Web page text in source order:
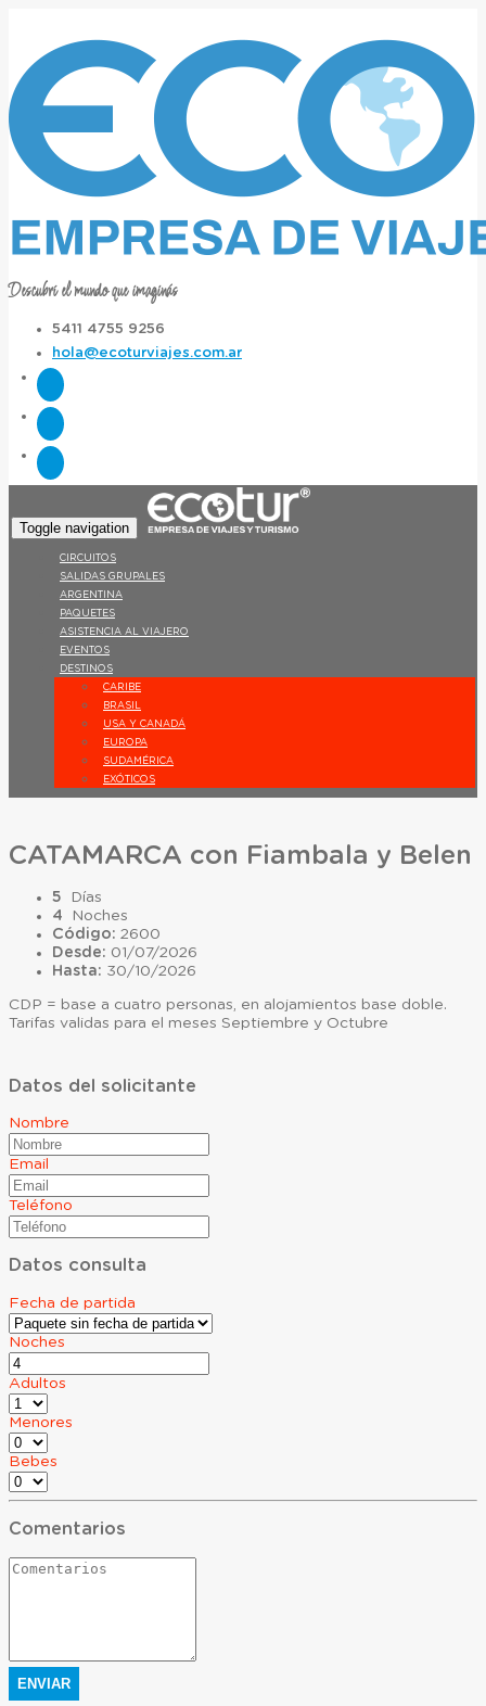
Descubrí el mundo que imaginás
5411 4755 9256
hola@ecoturviajes.com.ar
Toggle navigation
CIRCUITOS
SALIDAS GRUPALES
ARGENTINA
PAQUETES
ASISTENCIA AL VIAJERO
EVENTOS
DESTINOS
CARIBE
BRASIL
USA Y CANADÁ
EUROPA
SUDAMÉRICA
EXÓTICOS
CATAMARCA con Fiambala y Belen
5 Días
4 Noches
Código: 2600
Desde: 01/07/2026
Hasta: 30/10/2026
CDP = base a cuatro personas, en alojamientos base doble.
Tarifas validas para el meses Septiembre y Octubre
Datos del solicitante
Nombre
Email
Teléfono
Datos consulta
Fecha de partida
Noches
Adultos
Menores
Bebes
Comentarios
ENVIAR